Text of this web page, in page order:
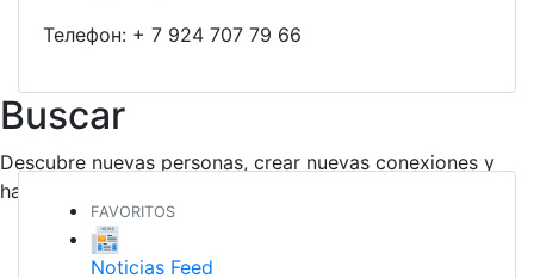
Телефон: + 7 924 707 79 66
Buscar
Descubre nuevas personas, crear nuevas conexiones y
hacer nuevos amigos
FAVORITOS
Noticias Feed